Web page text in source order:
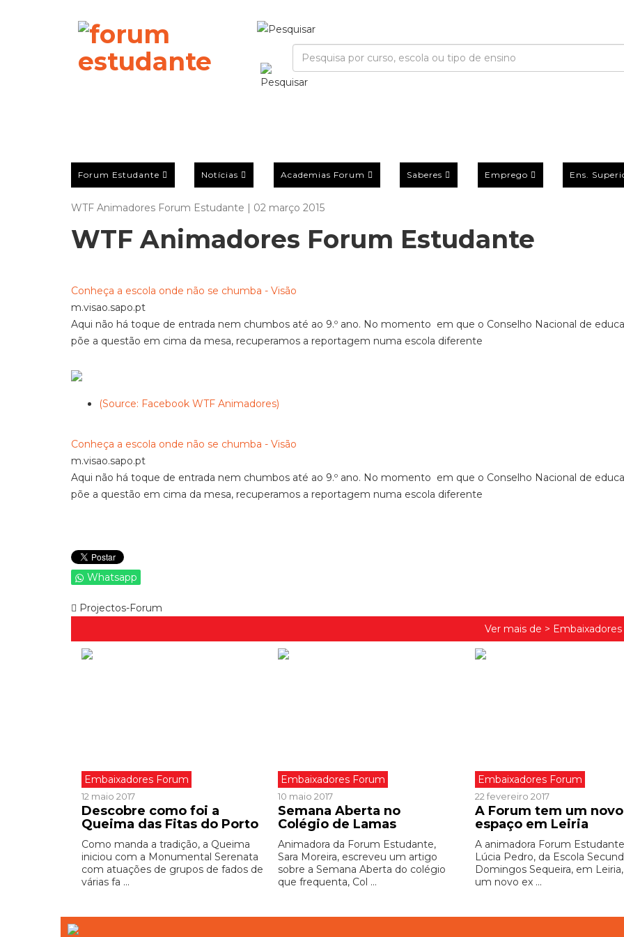
Forum Estudante Notícias Academias Forum Saberes Emprego Ens.
WTF Animadores Forum Estudante | 02 março 2015
WTF Animadores Forum Estudante
Conheça a escola onde não se chumba - Visão
m.visao.sapo.pt
Aqui não há toque de entrada nem chumbos até ao 9.º ano. No momento em que o Conselho Nacional de
põe a questão em cima da mesa, recuperamos a reportagem numa escola diferente
(Source: Facebook WTF Animadores)
Conheça a escola onde não se chumba - Visão
m.visao.sapo.pt
Aqui não há toque de entrada nem chumbos até ao 9.º ano. No momento em que o Conselho Nacional de
põe a questão em cima da mesa, recuperamos a reportagem numa escola diferente
Whatsapp
Projectos-Forum
Ver mais de >
Embaixadores Forum
12 maio 2017
Descobre como foi a
Queima das Fitas do Porto
Como manda a tradição, a Queima
iniciou com a Monumental Serenata
com atuações de grupos de fados de
várias fa ...
Embaixadores Forum
10 maio 2017
Semana Aberta no
Colégio de Lamas
Animadora da Forum Estudante,
Sara Moreira, escreveu um artigo
sobre a Semana Aberta do colégio
que frequenta, Col ...
Embaixadores Forum
22 fevereiro 2017
A Forum tem um novo
espaço em Leiria
A animadora Forum
Lúcia Pedro, da Escola
Domingos Sequeira, em
um novo ex ...